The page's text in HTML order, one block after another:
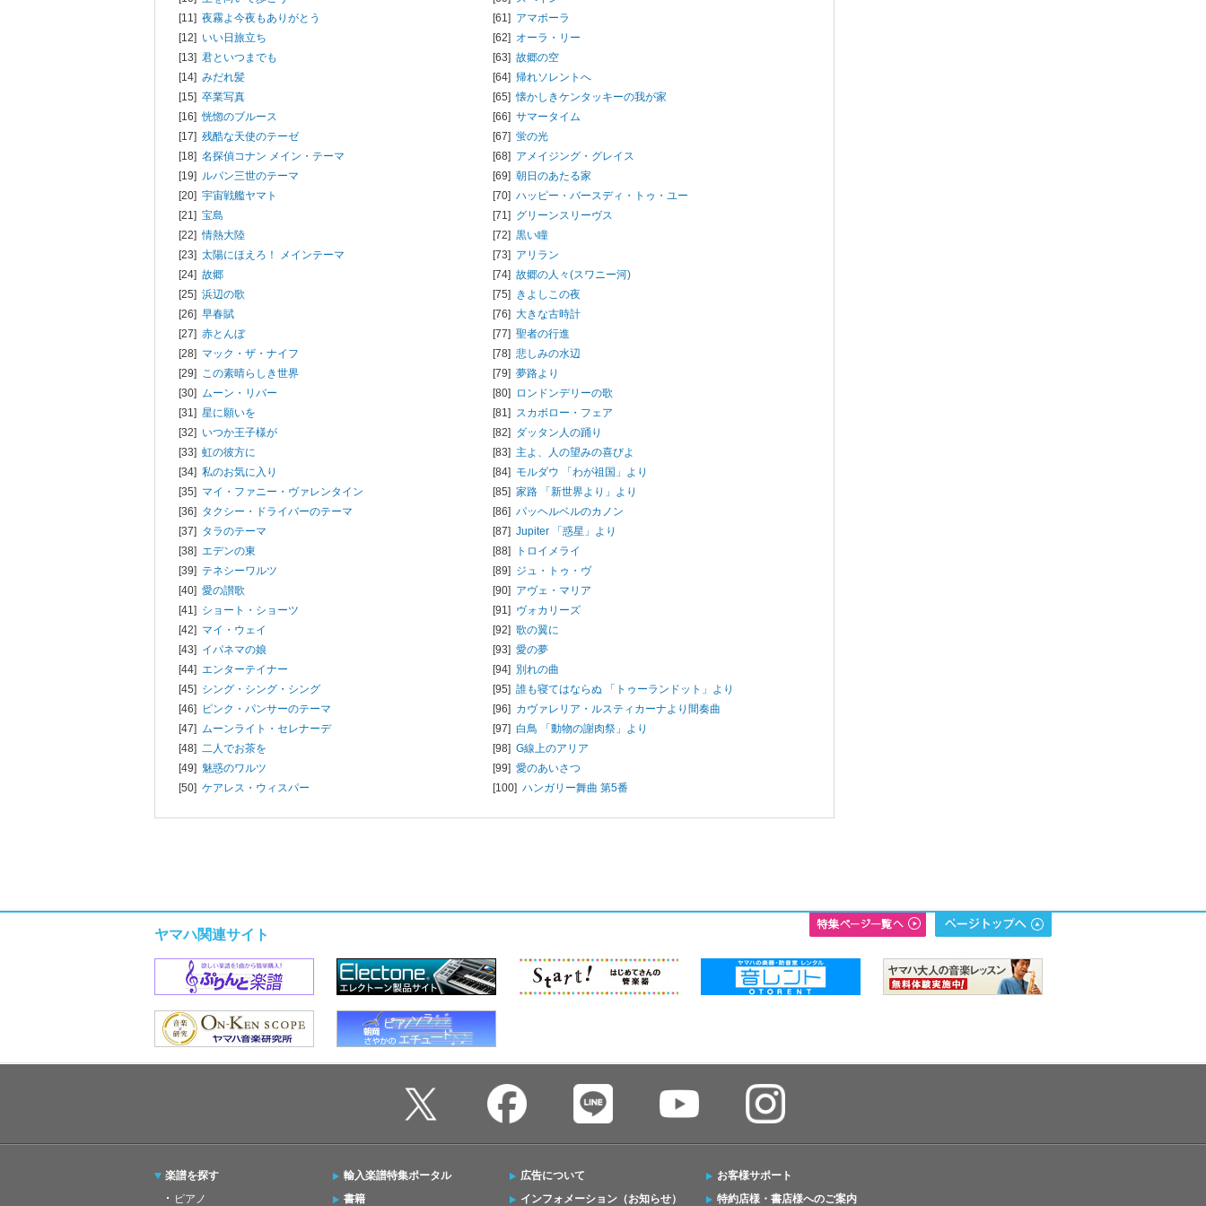
[11] 夜霧よ今夜もありがとう
[12] いい日旅立ち
[13] 君といつまでも
[14] みだれ髪
[15] 卒業写真
[16]恍惚のブルース
[17] 残酷な天使のテーゼ
[18] 名探偵コナン メイン・テーマ
[19] ルパン三世のテーマ
[20] 宇宙戦艦ヤマト
[21] 宝島
[22]情熱大陸
[23] 太陽にほえろ！ メインテーマ
[24] 故郷
[25] 浜辺の歌
[26] 早春賦
[27] 赤とんぼ
[28] マック・ザ・ナイフ
[29] この素晴らしき世界
[30] ムーン・リバー
[31] 星に願いを
[32] いつか王子様が
[33] 虹の彼方に
[34] 私のお気に入り
[35] マイ・ファニー・ヴァレンタイン
[36] タクシー・ドライバーのテーマ
[37] タラのテーマ
[38] エデンの東
[39] テネシーワルツ
[40] 愛の讃歌
[41] ショート・ショーツ
[42] マイ・ウェイ
[43] イパネマの娘
[44] エンターテイナー
[45] シング・シング・シング
[46] ピンク・パンサーのテーマ
[47] ムーンライト・セレナーデ
[48] 二人でお茶を
[49] 魅惑のワルツ
[50] ケアレス・ウィスパー
[61] アマポーラ
[62] オーラ・リー
[63] 故郷の空
[64] 帰れソレントへ
[65]懐かしきケンタッキーの我が家
[66] サマータイム
[67] 蛍の光
[68] アメイジング・グレイス
[69] 朝日のあたる家
[70] ハッピー・バースディ・トゥ・ユー
[71] グリーンスリーヴス
[72] 黒い瞳
[73] アリラン
[74] 故郷の人々(スワニー河)
[75] きよしこの夜
[76] 大きな古時計
[77] 聖者の行進
[78] 悲しみの水辺
[79] 夢路より
[80] ロンドンデリーの歌
[81] スカボロー・フェア
[82] ダッタン人の踊り
[83] 主よ、人の望みの喜びよ
[84] モルダウ 「わが祖国」より
[85] 家路 「新世界より」より
[86] パッヘルベルのカノン
[87] Jupiter 「惑星」より
[88]
トロイメライ
[89] ジュ・トゥ・ヴ
[90] アヴェ・マリア
[91] ヴォカリーズ
[92] 歌の翼に
[93] 愛の夢
[94] 別れの曲
[95] 誰も寝てはならぬ 「トゥーランドット」より
[96] カヴァレリア・ルスティカーナより間奏曲
[97] 白鳥 「動物の謝肉祭」より
[98] G線上のアリア
[99] 愛のあいさつ
[100] ハンガリー舞曲 第5番
ヤマハ関連サイト
楽譜を探す
ピアノ
輸入楽譜特集ポータル
書籍
広告について
インフォメーション（お知らせ）
お客様サポート
特約店様・書店様へのご案内